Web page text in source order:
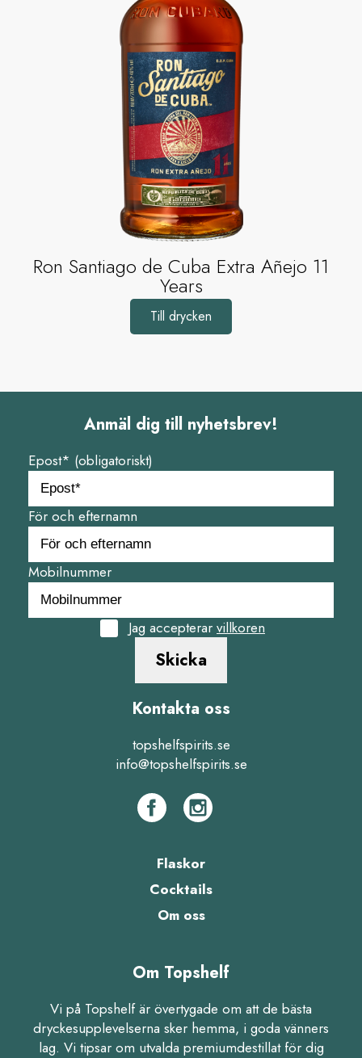
Ron Santiago de Cuba Extra Añejo 11
Years
Till drycken
Anmäl dig till nyhetsbrev!
Epost* (obligatoriskt)
För och efternamn
Mobilnummer
Jag accepterar villkoren
Skicka
Kontakta oss
topshelfspirits.se
info@topshelfspirits.se
Flaskor
Cocktails
Om oss
Om Topshelf
Vi på Topshelf är övertygade om att de bästa
dryckesupplevelserna sker hemma, i goda vänners
lag. Vi tipsar om utvalda premiumdestillat för dig